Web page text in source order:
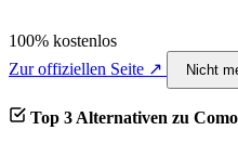
100% kostenlos
Zur offiziellen Seite ↗
Nicht
Top 3 Alternativen zu